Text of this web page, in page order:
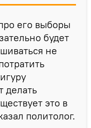
его выборы
будет
не
делать
это в
политолог.